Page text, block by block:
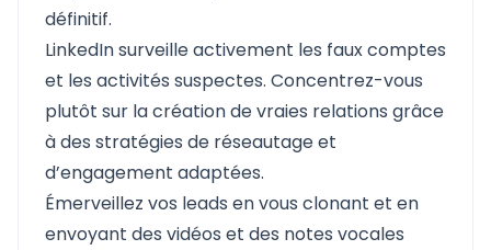
définitif.
LinkedIn surveille activement les faux comptes
et les activités suspectes. Concentrez-vous
plutôt sur la création de vraies relations grâce
à des stratégies de réseautage et
d’engagement adaptées.
Émerveillez vos leads en vous clonant et en
envoyant des vidéos et des notes vocales